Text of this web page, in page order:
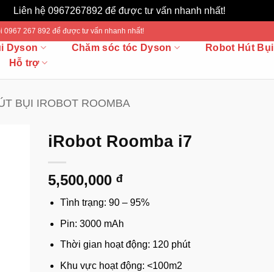
Liên hệ 0967267892 để được tư vấn nhanh nhất!
0967 267 892 để được tư vấn nhanh nhất!
Dyson Chăm sóc tóc Dyson Robot Hút Bụi
Hỗ trợ
BỤI IROBOT ROOMBA
iRobot Roomba i7
5,500,000 đ
Tình trạng: 90 – 95%
Pin: 3000 mAh
Thời gian hoạt động: 120 phút
Khu vực hoạt động: <100m2